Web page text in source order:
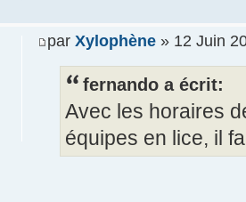
par Xylophène » 12 Juin
fernando a écrit:
Avec les horaires
équipes en lice, il